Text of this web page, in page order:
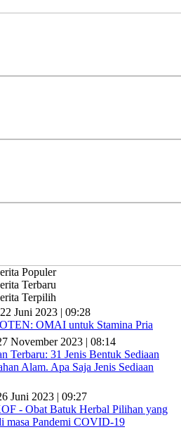
Populer
Terbaru
Terpilih
Juni 2023 | 09:28
OMAI untuk Stamina Pria
November 2023 | 08:14
Terbaru: 31 Jenis Bentuk Sediaan
Alam. Apa Saja Jenis Sediaan
Juni 2023 | 09:27
- Obat Batuk Herbal Pilihan yang
masa Pandemi COVID-19